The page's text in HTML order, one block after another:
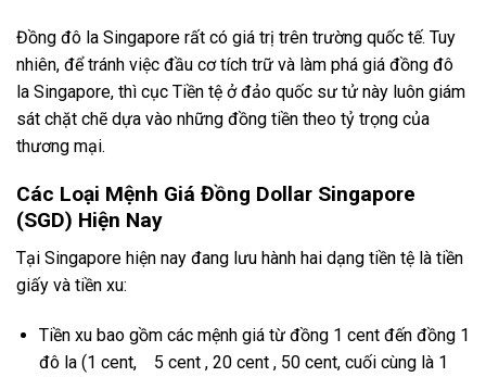
Đồng đô la Singapore rất có giá trị trên trường quốc tế. Tuy
nhiên, để tránh việc đầu cơ tích trữ và làm phá giá đồng đô
la Singapore, thì cục Tiền tệ ở đảo quốc sư tử này luôn giám
sát chặt chẽ dựa vào những đồng tiền theo tỷ trọng của
thương mại.
Các Loại Mệnh Giá Đồng Dollar Singapore
(SGD) Hiện Nay
Tại Singapore hiện nay đang lưu hành hai dạng tiền tệ là tiền
giấy và tiền xu:
Tiền xu bao gồm các mệnh giá từ đồng 1 cent đến đồng 1
đô la (1 cent, 5 cent , 20 cent , 50 cent, cuối cùng là 1